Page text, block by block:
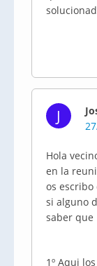
J
Hola
en la
os
si alguno
saber que
1º Aqui